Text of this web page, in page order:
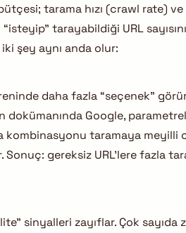
tarama hızı (crawl rate)
tarayabildiği URL
iki şey aynı anda olur:
daha fazla “seçenek”
dokümanında Google,
kombinasyonu taramaya
gereksiz URL’lere fazla
sinyalleri zayıflar. Çok sayıda